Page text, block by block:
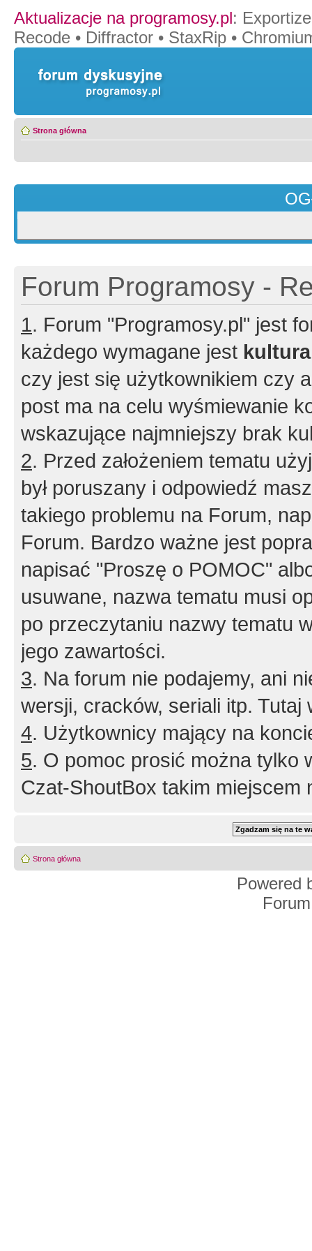
Aktualizacje na programosy.pl:
Recode • Diffractor • StaxRip •
Strona główna
Forum Programosy -
1. Forum "Programosy.pl" jest
każdego wymagane jest
czy jest się użytkownikiem czy
post ma na celu wyśmiewanie
wskazujące najmniejszy brak
2. Przed założeniem tematu
był poruszany i odpowiedź
takiego problemu na Forum,
Forum. Bardzo ważne jest
napisać "Proszę o POMOC"
usuwane, nazwa tematu musi
po przeczytaniu nazwy tematu
jego zawartości.
3. Na forum nie podajemy, ani
wersji, cracków, seriali itp. Tutaj
4. Użytkownicy mający na
5. O pomoc prosić można tylko
Czat-ShoutBox takim miejscem
Strona główna
Powered